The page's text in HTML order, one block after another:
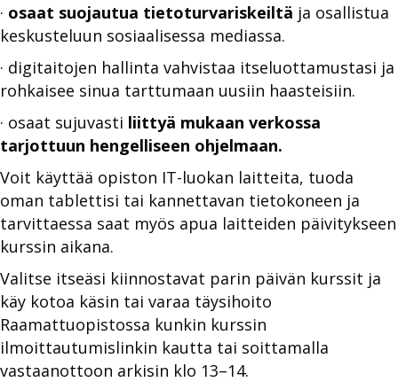
· osaat suojautua tietoturvariskeiltä ja osallistua
keskusteluun sosiaalisessa mediassa.
· digitaitojen hallinta vahvistaa itseluottamustasi ja
rohkaisee sinua tarttumaan uusiin haasteisiin.
· osaat sujuvasti liittyä mukaan verkossa
tarjottuun hengelliseen ohjelmaan.
Voit käyttää opiston IT-luokan laitteita, tuoda
oman tablettisi tai kannettavan tietokoneen ja
tarvittaessa saat myös apua laitteiden päivitykseen
kurssin aikana.
Valitse itseäsi kiinnostavat parin päivän kurssit ja
käy kotoa käsin tai varaa täysihoito
Raamattuopistossa kunkin kurssin
ilmoittautumislinkin kautta tai soittamalla
vastaanottoon arkisin klo 13–14.